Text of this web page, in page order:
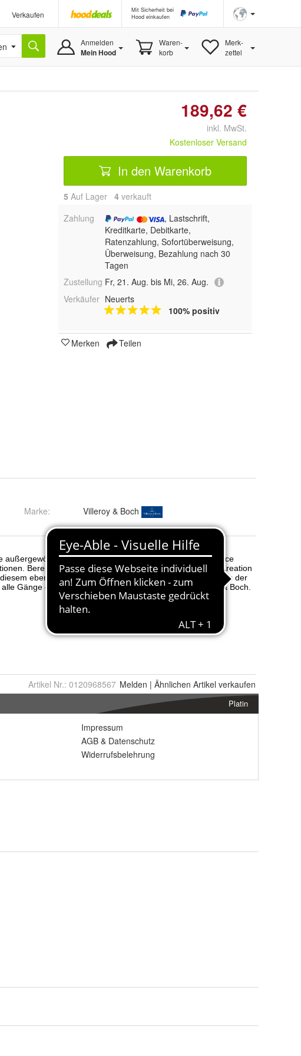
Verkaufen
Mit Sicherheit bei
Hood einkaufen
Anmelden
Mein Hood
Waren-
korb
Merk-
zettel
189,62 €
inkl. MwSt.
Kostenloser Versand
In den Warenkorb
5 Auf Lager 4 verkauft
Zahlung
, Lastschrift,
Kreditkarte, Debitkarte,
Ratenzahlung, Sofortüberweisung,
Überweisung, Bezahlung nach 30
Tagen
Zustellung Fr, 21. Aug. bis Mi, 26. Aug.
Verkäufer Neuerts
100% positiv
Merken Teilen
Marke: Villeroy & Boch
Artikel Nr.: 0120968567 Melden | Ähnlichen Artikel verkaufen
Platin
Impressum
AGB & Datenschutz
Widerrufsbelehrung